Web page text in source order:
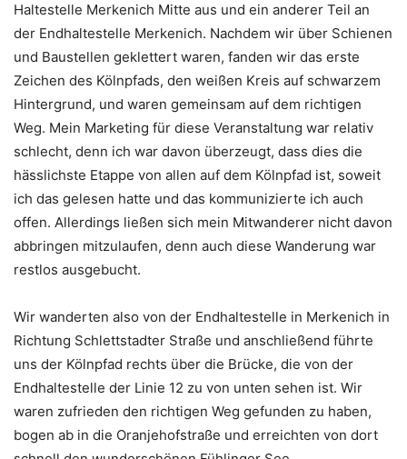
Haltestelle Merkenich Mitte aus und ein anderer Teil an
der Endhaltestelle Merkenich. Nachdem wir über Schienen
und Baustellen geklettert waren, fanden wir das erste
Zeichen des Kölnpfads, den weißen Kreis auf schwarzem
Hintergrund, und waren gemeinsam auf dem richtigen
Weg. Mein Marketing für diese Veranstaltung war relativ
schlecht, denn ich war davon überzeugt, dass dies die
hässlichste Etappe von allen auf dem Kölnpfad ist, soweit
ich das gelesen hatte und das kommunizierte ich auch
offen. Allerdings ließen sich mein Mitwanderer nicht davon
abbringen mitzulaufen, denn auch diese Wanderung war
restlos ausgebucht.
Wir wanderten also von der Endhaltestelle in Merkenich in
Richtung Schlettstadter Straße und anschließend führte
uns der Kölnpfad rechts über die Brücke, die von der
Endhaltestelle der Linie 12 zu von unten sehen ist. Wir
waren zufrieden den richtigen Weg gefunden zu haben,
bogen ab in die Oranjehofstraße und erreichten von dort